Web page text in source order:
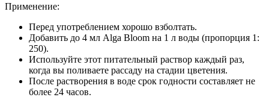
Применение:
Перед употреблением хорошо взболтать.
Добавить до 4 мл Alga Bloom на 1 л воды (пропорция 1:
250).
Используйте этот питательный раствор каждый раз,
когда вы поливаете рассаду на стадии цветения.
После растворения в воде срок годности составляет не
более 24 часов.